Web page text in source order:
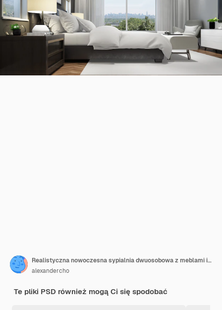
Realistyczna nowoczesna sypialnia dwuosobowa z meblami i ramą
alexandercho
Te pliki PSD również mogą Ci się spodobać